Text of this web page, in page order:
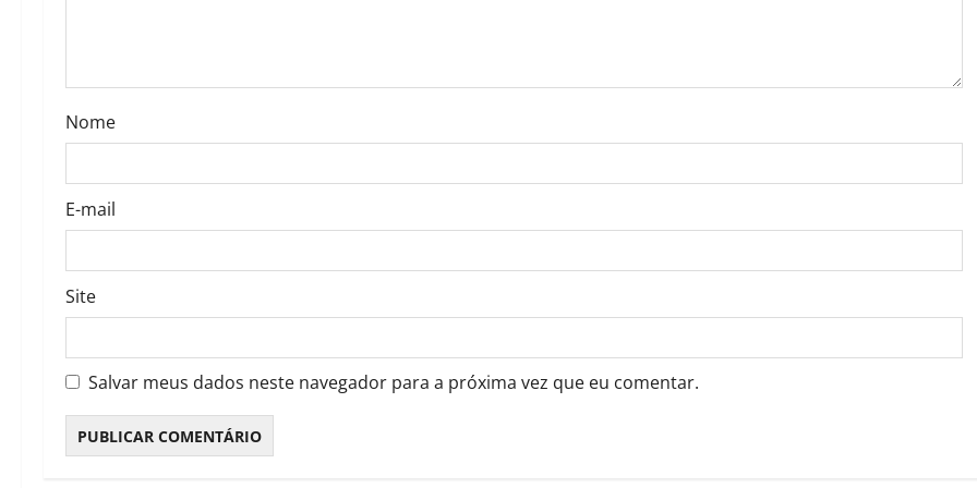
Nome
E-mail
Site
Salvar meus dados neste navegador para a próxima vez que eu comentar.